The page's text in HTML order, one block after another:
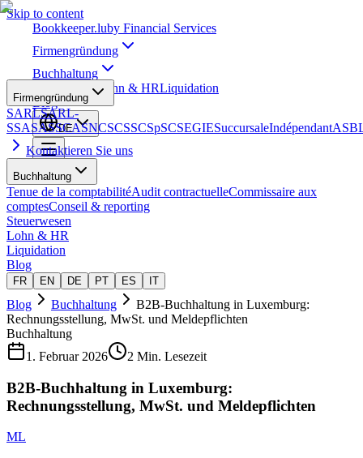
Skip to content
Bookkeeper.luby Financial Services
Firmengründung
Buchhaltung
Steuerwesen Lohn & HRLiquidation
Blog
DE
Firmengründung
SARLSARL-
SSASASSCASNCSCSSCSpSCSEGIESuccursaleIndépendant
Kontaktieren Sie uns
Buchhaltung
Tenue de la comptabilitéAudit contractuelleCommissaire aux
comptesConseil & reporting
Steuerwesen
Lohn & HR
Liquidation
Blog
FR EN DE PT ES IT
Blog Buchhaltung
B2B-Buchhaltung in Luxemburg:
Rechnungsstellung, MwSt. und Meldepflichten
Buchhaltung
1. Februar 2026
2 Min. Lesezeit
B2B-Buchhaltung in Luxemburg:
Rechnungsstellung, MwSt. und Meldepflichten
ML